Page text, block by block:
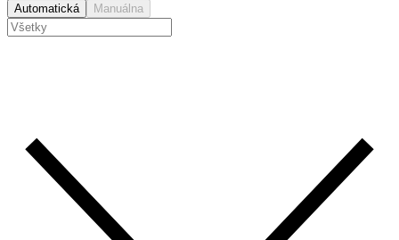
Automatická Manuálna